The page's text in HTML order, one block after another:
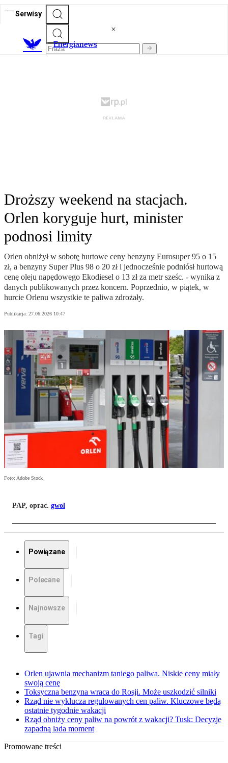
Serwisy
Energianews
Droższy weekend na stacjach.
Orlen koryguje hurt, minister
podnosi limity
Orlen obniżył w sobotę hurtowe ceny benzyny Eurosuper 95 o 15
zł, a benzyny Super Plus 98 o 20 zł i jednocześnie podniósł hurtową
cenę oleju napędowego Ekodiesel o 13 zł za metr sześc. - wynika z
danych publikowanych przez koncern. Poprzednio, w piątek, w
hurcie Orlenu wszystkie te paliwa zdrożały.
Publikacja: 27.06.2026 10:47
Foto: Adobe Stock
PAP, oprac. gwol
Powiązane
Polecane
Najnowsze
Tagi
Orlen ujawnia mechanizm taniego paliwa. Niskie ceny miały
swoją cenę
Toksyczna benzyna wraca do Rosji. Może uszkodzić silniki
Rząd nie wyklucza regulowanych cen paliw. Kluczowe będą
ostatnie tygodnie wakacji
Rząd obniży ceny paliw na powrót z wakacji? Tusk: Decyzje
zapadną lada moment
Promowane treści